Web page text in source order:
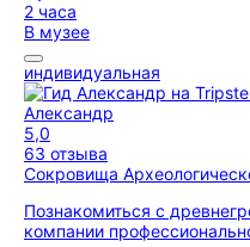
2 часа
В музее
индивидуальная
Александр
5,0
63 отзыва
Сокровища
Познакомиться с
компании